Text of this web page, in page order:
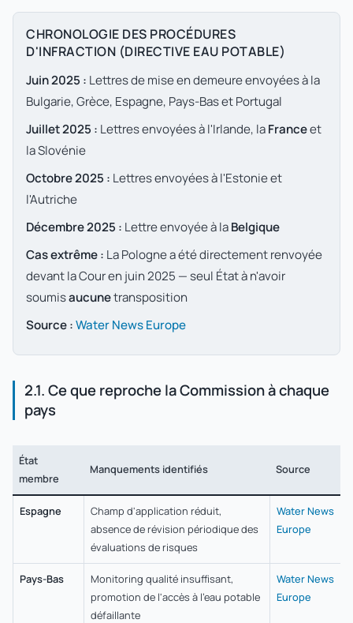
CHRONOLOGIE DES PROCÉDURES
D'INFRACTION (DIRECTIVE EAU POTABLE)
Juin 2025 : Lettres de mise en demeure envoyées à la
Bulgarie, Grèce, Espagne, Pays-Bas et Portugal
Juillet 2025 : Lettres envoyées à l'Irlande, laFranceet
la Slovénie
Octobre 2025 : Lettres envoyées à l'Estonie et
l'Autriche
Décembre 2025 : Lettre envoyée à laBelgique
Cas extrême : La Pologne a été directement renvoyée
devant la Cour en juin 2025 — seul État à n'avoir
soumisaucunetransposition
Source :Water News Europe
2.1. Ce que reproche la Commission à chaque
pays
État
membre
Manquements identifiés Source
Espagne
Champ d'application réduit,
absence de révision périodique des
évaluations de risques
Water News
Europe
Pays-Bas
Monitoring qualité insuffisant,
promotion de l'accès à l'eau potable
défaillante
Water News
Europe